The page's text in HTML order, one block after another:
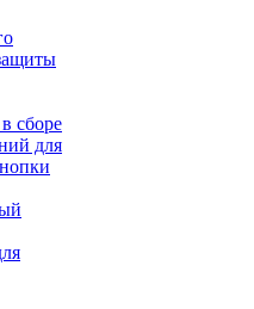
сборе
для